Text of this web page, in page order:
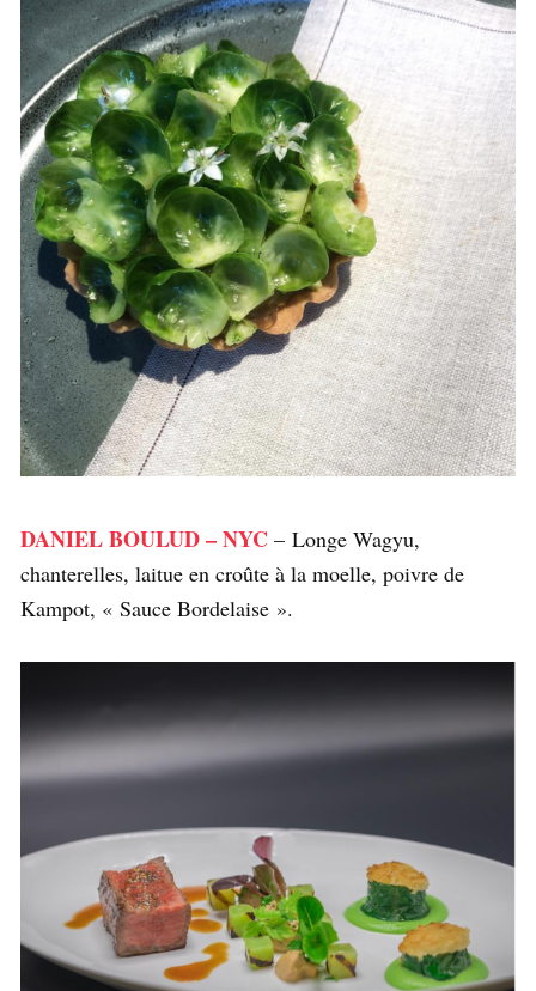
DANIEL BOULUD – NYC – Longe Wagyu,
chanterelles, laitue en croûte à la moelle, poivre de
Kampot, « Sauce Bordelaise ».